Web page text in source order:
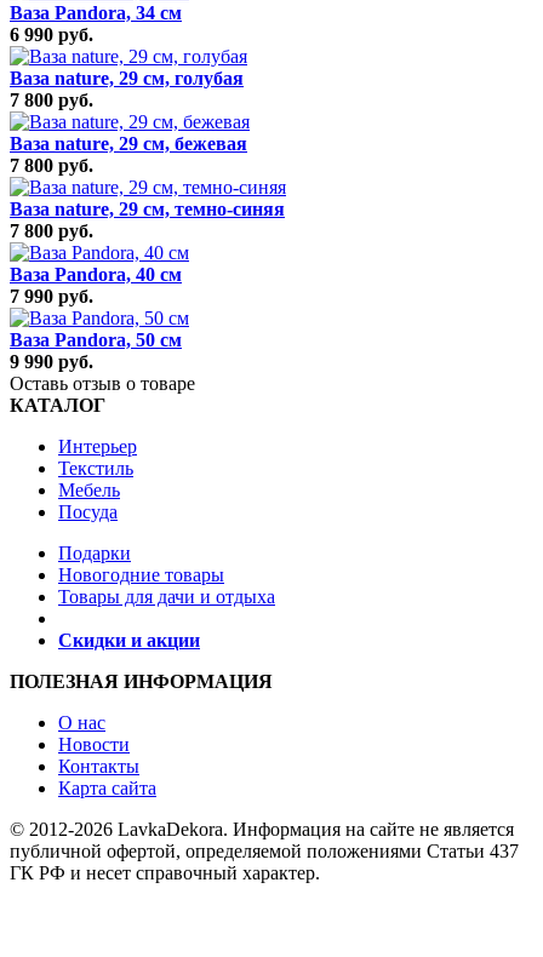
Ваза Pandora, 34 см
6 990 руб.
Ваза nature, 29 см, голубая
7 800 руб.
Ваза nature, 29 см, бежевая
7 800 руб.
Ваза nature, 29 см, темно-синяя
7 800 руб.
Ваза Pandora, 40 см
7 990 руб.
Ваза Pandora, 50 см
9 990 руб.
Оставь отзыв о товаре
КАТАЛОГ
Интерьер
Текстиль
Мебель
Посуда
Подарки
Новогодние товары
Товары для дачи и отдыха
Скидки и акции
ПОЛЕЗНАЯ ИНФОРМАЦИЯ
О нас
Новости
Контакты
Карта сайта
© 2012-2026 LavkaDekora. Информация на сайте не является
публичной офертой, определяемой положениями Статьи 437
ГК РФ и несет справочный характер.